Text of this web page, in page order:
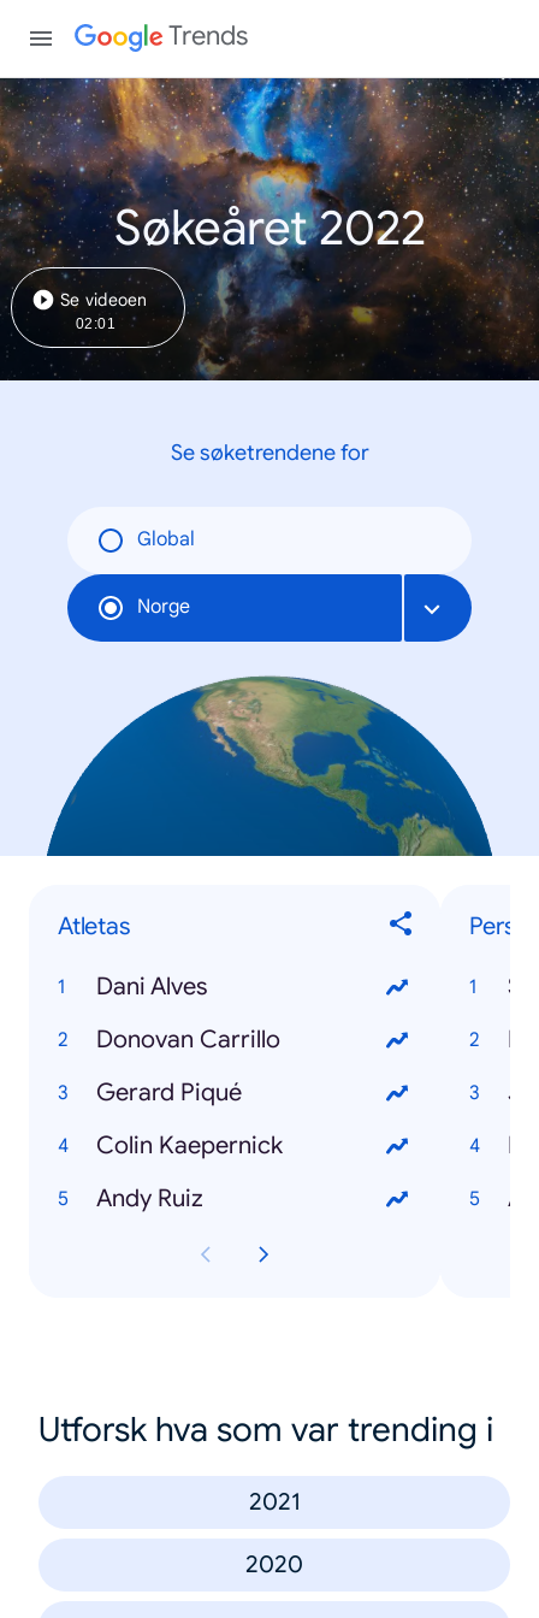
Trends
Søkeåret 2022
Se videoen
02:01
Se søketrendene for
Global
Norge
Atletas
Dani Alves
Donovan Carrillo
Gerard Piqué
Colin Kaepernick
Andy Ruiz
Utforsk hva som var trending i
2021
2020